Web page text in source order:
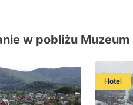
w pobliżu
Hotel